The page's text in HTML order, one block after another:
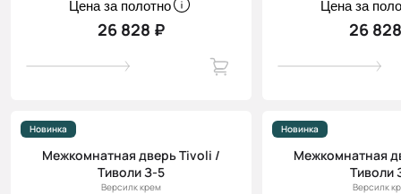
Цена за полотно
26 828 ₽
Цена за
26
Новинка
Межкомнатная дверь Tivoli /
Тиволи З-5
Версилк крем
Новинка
Межкомнатная
Тиволи
Версилк